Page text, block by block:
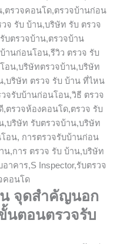
จุดสำคัญนอก
นตอนตรวจรับ